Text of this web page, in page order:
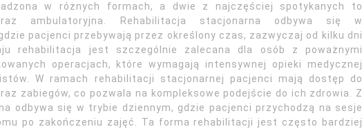
w różnych formach, a dwie z najczęściej spotykanych to
ambulatoryjna. Rehabilitacja stacjonarna odbywa się w
pacjenci przebywają przez określony czas, zazwyczaj od kilku dni
rehabilitacja jest szczególnie zalecana dla osób z poważnymi
operacjach, które wymagają intensywnej opieki medycznej
W ramach rehabilitacji stacjonarnej pacjenci mają dostęp do
zabiegów, co pozwala na kompleksowe podejście do ich zdrowia. Z
odbywa się w trybie dziennym, gdzie pacjenci przychodzą na sesje
po zakończeniu zajęć. Ta forma rehabilitacji jest często bardziej